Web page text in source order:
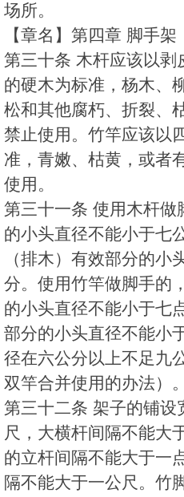
场所。
【章名】第四章 脚手架
第三十条 木杆应该以剥
的硬木为标准，杨木、
松和其他腐朽、折裂、
禁止使用。竹竿应该以
准，青嫩、枯黄，或者
使用。
第三十一条 使用木杆做
的小头直径不能小于七
（排木）有效部分的小
分。使用竹竿做脚手的
的小头直径不能小于七
部分的小头直径不能小
径在六公分以上不足九
双竿合并使用的办法）。
第三十二条 架子的铺设
尺，大横杆间隔不能大
的立杆间隔不能大于一
隔不能大于一公尺。竹